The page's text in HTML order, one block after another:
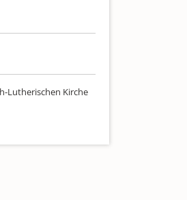
Lutherischen Kirche